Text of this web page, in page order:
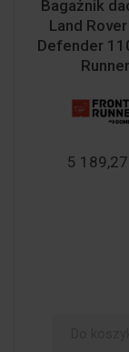
Bagażnik
Land
Defender
Runner
5 189,27